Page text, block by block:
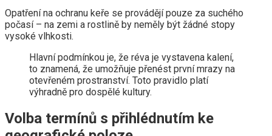
Opatření na ochranu keře se provádějí pouze za suchého
počasí – na zemi a rostlině by neměly být žádné stopy
vysoké vlhkosti.
Hlavní podmínkou je, že réva je vystavena kalení,
to znamená, že umožňuje přenést první mrazy na
otevřeném prostranství. Toto pravidlo platí
výhradně pro dospělé kultury.
Volba termínů s přihlédnutím ke